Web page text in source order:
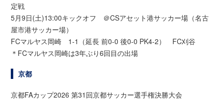
定戦
5月9日(土)13:00キックオフ ＠CSアセット港サッカー場（名古
屋市港サッカー場）
FCマルヤス岡崎 1-1（延長 前0-0 後0-0 PK4-2） FC刈谷
＊FCマルヤス岡崎は3年ぶり6回目の出場
京都
京都FAカップ2026 第31回京都サッカー選手権決勝大会